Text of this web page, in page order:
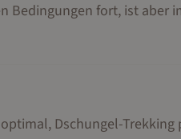
Bedingungen fort, ist aber
Dschungel-